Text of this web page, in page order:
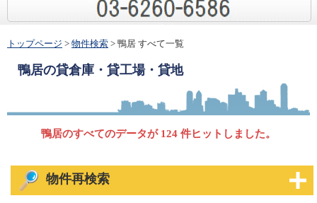
トップページ > 物件検索 > 鴨居 すべて一覧
鴨居の貸倉庫・貸工場・貸地
鴨居のすべてのデータが 124 件ヒットしました。
物件再検索